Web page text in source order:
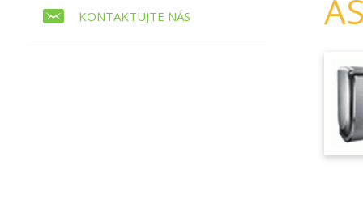
KONTAKTUJTE NÁS